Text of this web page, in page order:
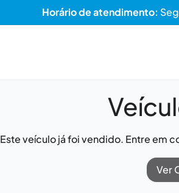
Horário de atendimento:
Este veículo já foi vendido. Entre em
Ver